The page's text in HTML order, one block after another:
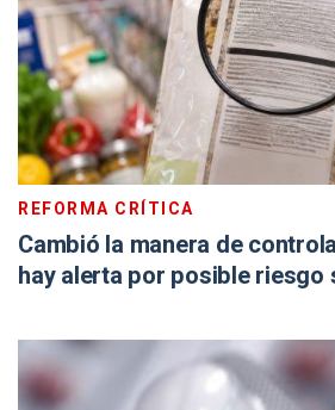
REFORMA CRÍTICA
Cambió la manera de
hay alerta por posible riesgo